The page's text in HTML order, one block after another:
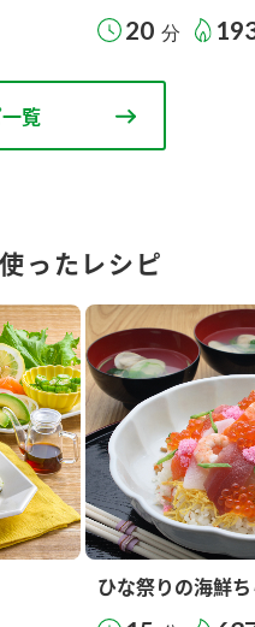
20 分
覧
ったレシピ
ひな祭りの海鮮